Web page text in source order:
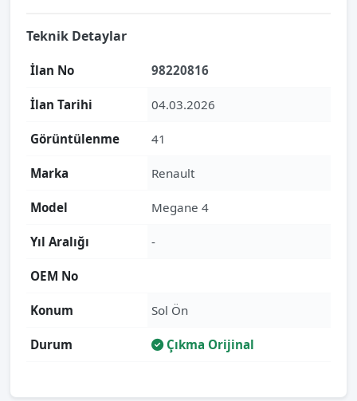
Teknik Detaylar
İlan No 98220816
İlan Tarihi 04.03.2026
Görüntülenme 41
Marka Renault
Model Megane 4
Yıl Aralığı -
OEM No
Konum Sol Ön
Durum Çıkma Orijinal